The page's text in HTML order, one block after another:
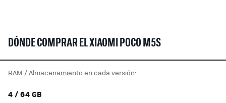
DÓNDE COMPRAR EL XIAOMI POCO M5S
RAM / Almacenamiento en cada versión:
4 / 64 GB